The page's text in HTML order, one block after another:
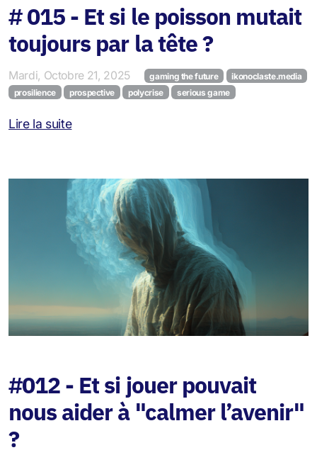
# 015 - Et si le poisson mutait
toujours par la tête ?
Mardi, Octobre 21, 2025 gaming the future
ikonoclaste.media
prosilience
prospective polycrise serious game
Lire la suite
#012 - Et si jouer pouvait
nous aider à "calmer l’avenir"
?